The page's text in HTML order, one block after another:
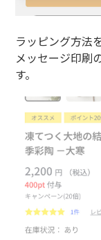
ラッピング方法
メッセージ印刷
す。